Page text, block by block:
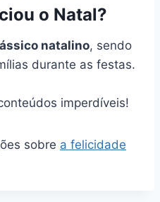
o Natal?
natalino, sendo
durante as festas.
imperdíveis!
sobre a felicidade